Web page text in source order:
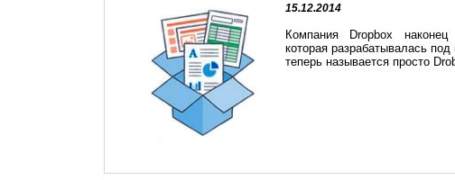
15.12.2014
Компания Dropbox
которая разрабатывалась
теперь называется просто